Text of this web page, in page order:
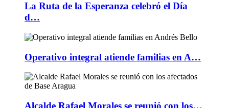
La Ruta de la Esperanza celebró el Día
d…
Operativo integral atiende familias en A…
Alcalde Rafael Morales se reunió con los…